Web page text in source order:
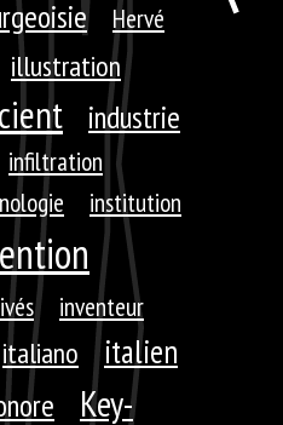
Hervé
illustration
industrie
infiltration
institution
inventeur
italiano italien
Key-